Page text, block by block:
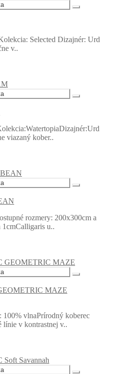
Selected Dizajnér: Urd
v..
viazaný kober..
rozmery: 200x300cm a
1cmCalligaris u..
MAZE
vlnaPrírodný koberec
línie v kontrastnej v..